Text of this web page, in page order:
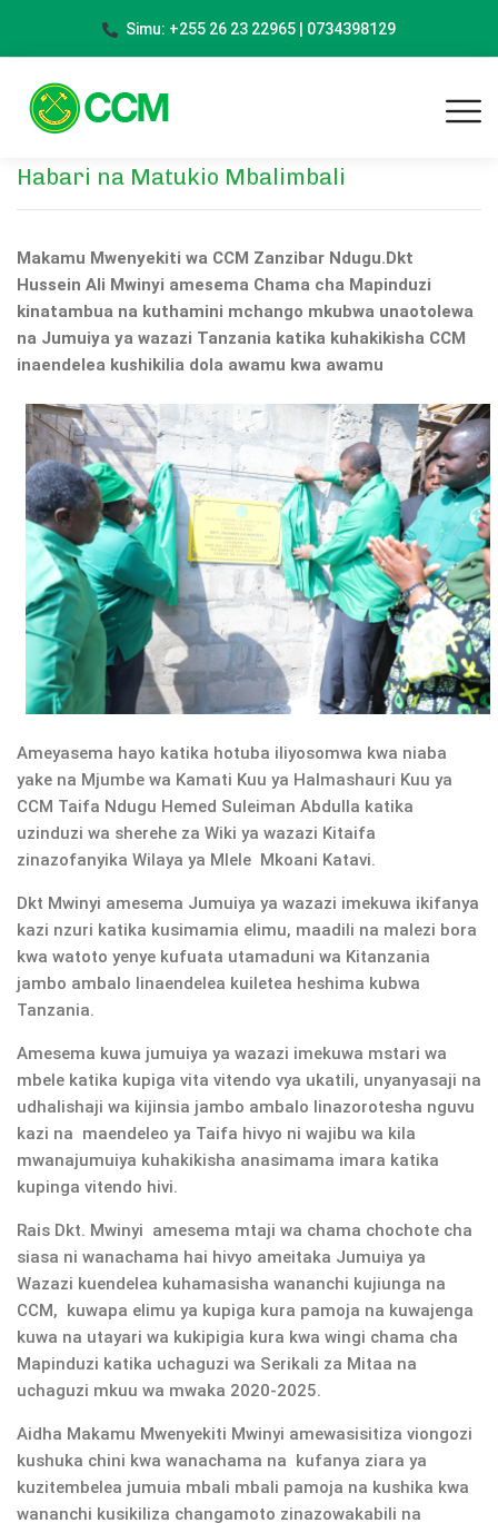
Simu: +255 26 23 22965 | 0734398129
Habari na Matukio Mbalimbali
Makamu Mwenyekiti wa CCM Zanzibar Ndugu.Dkt
Hussein Ali Mwinyi amesema Chama cha Mapinduzi
kinatambua na kuthamini mchango mkubwa unaotolewa
na Jumuiya ya wazazi Tanzania katika kuhakikisha CCM
inaendelea kushikilia dola awamu kwa awamu
Ameyasema hayo katika hotuba iliyosomwa kwa niaba
yake na Mjumbe wa Kamati Kuu ya Halmashauri Kuu ya
CCM Taifa Ndugu Hemed Suleiman Abdulla katika
uzinduzi wa sherehe za Wiki ya wazazi Kitaifa
zinazofanyika Wilaya ya Mlele Mkoani Katavi.
Dkt Mwinyi amesema Jumuiya ya wazazi imekuwa ikifanya
kazi nzuri katika kusimamia elimu, maadili na malezi bora
kwa watoto yenye kufuata utamaduni wa Kitanzania
jambo ambalo linaendelea kuiletea heshima kubwa
Tanzania.
Amesema kuwa jumuiya ya wazazi imekuwa mstari wa
mbele katika kupiga vita vitendo vya ukatili, unyanyasaji na
udhalishaji wa kijinsia jambo ambalo linazorotesha nguvu
kazi na maendeleo ya Taifa hivyo ni wajibu wa kila
mwanajumuiya kuhakikisha anasimama imara katika
kupinga vitendo hivi.
Rais Dkt. Mwinyi amesema mtaji wa chama chochote cha
siasa ni wanachama hai hivyo ameitaka Jumuiya ya
Wazazi kuendelea kuhamasisha wananchi kujiunga na
CCM, kuwapa elimu ya kupiga kura pamoja na kuwajenga
kuwa na utayari wa kukipigia kura kwa wingi chama cha
Mapinduzi katika uchaguzi wa Serikali za Mitaa na
uchaguzi mkuu wa mwaka 2020-2025.
Aidha Makamu Mwenyekiti Mwinyi amewasisitiza viongozi
kushuka chini kwa wanachama na kufanya ziara ya
kuzitembelea jumuia mbali mbali pamoja na kushika kwa
wananchi kusikiliza changamoto zinazowakabili na